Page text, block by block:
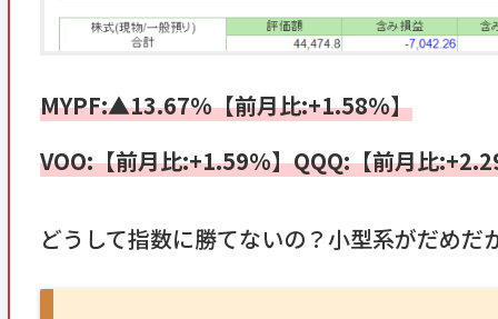
MYPF:▲13.67%【前月比:+1.58%】
VOO:【前月比:+1.59%】QQQ:【前月比
どうして指数に勝てないの？小型系がだめだ